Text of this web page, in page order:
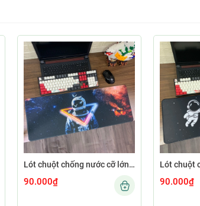
Lót chuột chống nước cỡ lớn 80x30cm dày 3mm ASTRO-02-80X30
90.000₫ 90.000₫